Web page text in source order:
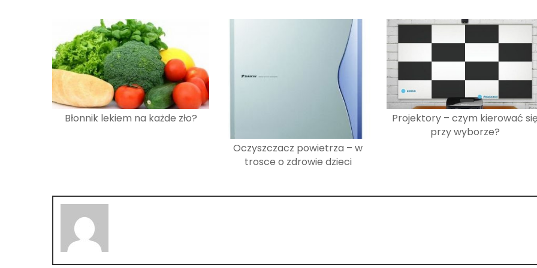
Błonnik lekiem na każde zło?
Oczyszczacz powietrza – w
trosce o zdrowie dzieci
Projektory – czym kierować
przy wyborze?